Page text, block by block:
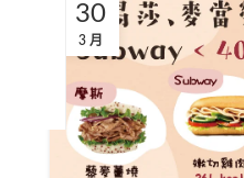
30
3 月